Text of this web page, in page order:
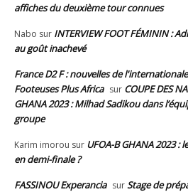
affiches du deuxième tour connues
Nabo sur INTERVIEW FOOT FÉMININ :
au goût inachevé
France D2 F : nouvelles de
Footeuses Plus Africa sur COUPE DES
GHANA 2023 : Milhad Sadikou dans
groupe
Karim imorou sur UFOA-B GHANA 2023 :
en demi-finale ?
FASSINOU Experancia surStage de